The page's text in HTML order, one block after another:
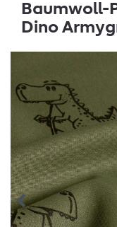
Baumwoll-
Dino